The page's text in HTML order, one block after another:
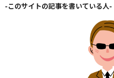
-このサイトの記事を書いている人-